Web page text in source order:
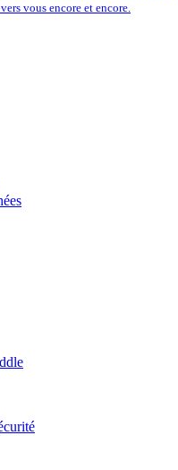
vous encore et encore.